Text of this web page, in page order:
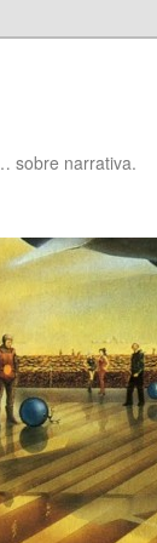
sobre narrativa.